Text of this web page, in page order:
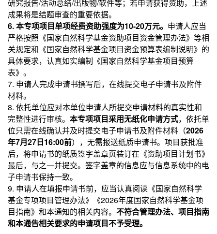
研究报告/活动总结/出版物/软件等；若申请获得资助，上述
成果将是结题审查的重要依据。
6. 本专项项目单项经费资助强度为10-20万元。 申请人应当
严格按照《国家自然科学基金资助项目资金管理办法》等相
关规定和《国家自然科学基金项目资金预算表编制说明》的
具体要求，认真如实编制《国家自然科学基金项目预算
表》。
7. 申请人完成申请书撰写后，在线提交电子申请书及附件
材料。
8. 依托单位应对本单位申请人所提交申请材料的真实性和
完整性进行审核。 本专项项目采用无纸化申请方式，依托单
位只需在线确认并及时提交电子申请书及附件材料（2026
年7月27日16:00前），无需报送纸质申请书。项目获批准
后，将申请书的纸质签字盖章页装订在《资助项目计划书》
最后，与之一并提交。签字盖章的信息应与信息系统中的电
子申请书保持一致。
9. 申请人在填报申请书前，应当认真阅读《国家自然科学
基金专项项目管理办法》《2026年度国家自然科学基金项
目指南》和本通知的相关内容。 不符合管理办法、项目指南
和本通告相关要求的申请项目不予受理。